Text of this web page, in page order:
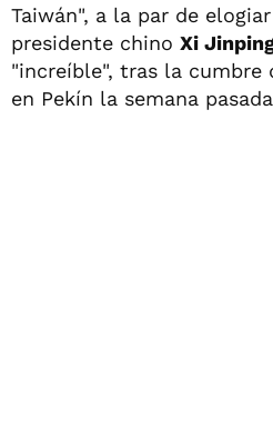
Taiwán", a la par de
presidente chino Xi
"increíble", tras la cumbre
en Pekín la semana